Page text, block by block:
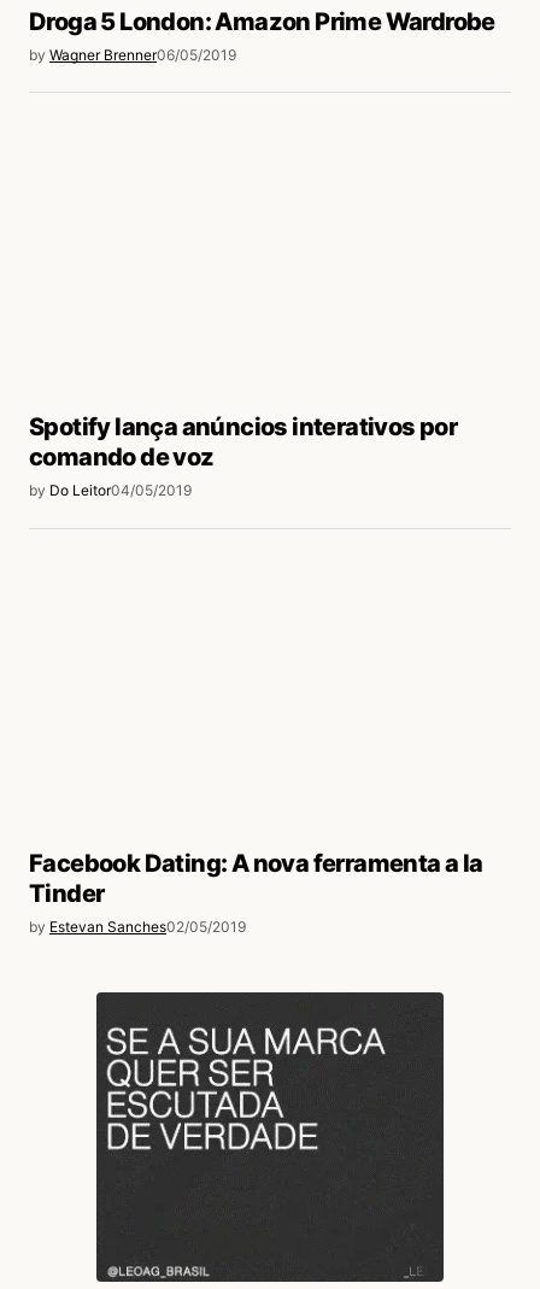
Droga 5 London: Amazon Prime Wardrobe
by Wagner Brenner06/05/2019
Spotify lança anúncios interativos por
comando de voz
by Do Leitor04/05/2019
Facebook Dating: A nova ferramenta a la
Tinder
by Estevan Sanches02/05/2019